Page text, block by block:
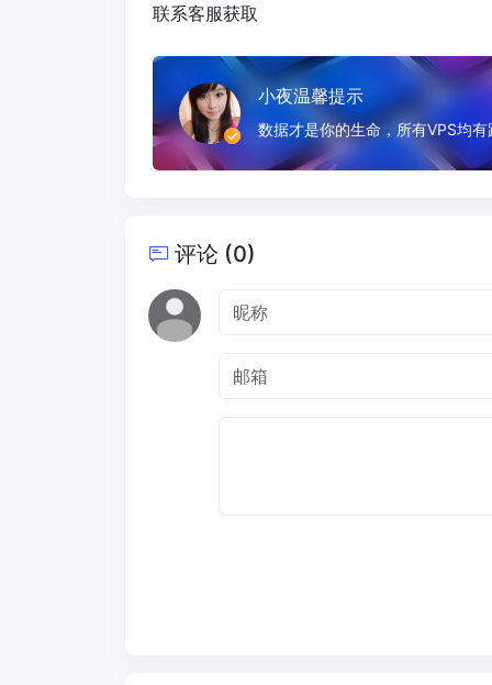
联系客服获取
小夜温馨提示
数据才是你的生命，所有VPS均
评论 (0)